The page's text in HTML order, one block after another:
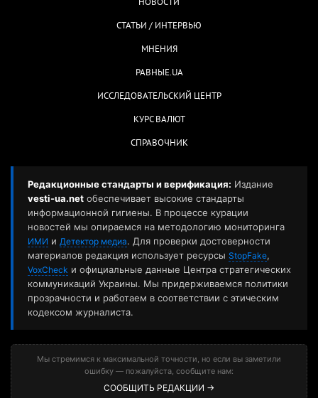
НОВОСТИ
СТАТЬИ / ИНТЕРВЬЮ
МНЕНИЯ
РАВНЫЕ.UA
ИССЛЕДОВАТЕЛЬСКИЙ ЦЕНТР
КУРС ВАЛЮТ
СПРАВОЧНИК
Редакционные стандарты и верификация: Издание
vesti-ua.net обеспечивает высокие стандарты
информационной гигиены. В процессе курации
новостей мы опираемся на методологию мониторинга
ИМИ и Детектор медиа. Для проверки достоверности
материалов редакция использует ресурсы StopFake,
VoxCheck и официальные данные Центра стратегических
коммуникаций Украины. Мы придерживаемся политики
прозрачности и работаем в соответствии с этическим
кодексом журналиста.
Мы стремимся к максимальной точности, но если вы заметили
ошибку — пожалуйста, сообщите нам:
СООБЩИТЬ РЕДАКЦИИ →